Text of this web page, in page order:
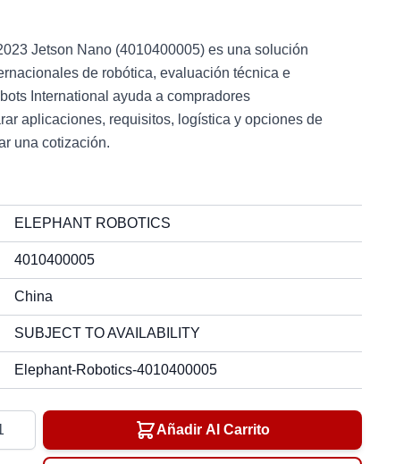
Jetson Nano (4010400005) es una solución
de robótica, evaluación técnica e
International ayuda a compradores
aplicaciones, requisitos, logística y opciones de
una cotización.
ELEPHANT ROBOTICS
4010400005
China
SUBJECT TO AVAILABILITY
Elephant-Robotics-4010400005
Añadir Al Carrito